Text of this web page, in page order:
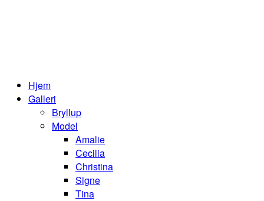
Hjem
Galleri
Bryllup
Model
Amalie
Cecilia
Christina
Signe
Tina